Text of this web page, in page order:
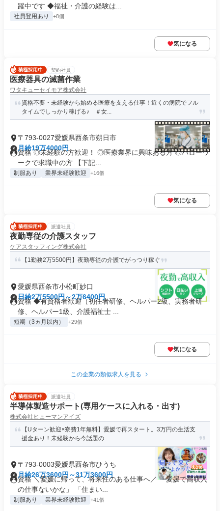
躍中です ◆福祉・介護の経験は...
社員登用あり +8個
気になる
契約社員
医療器具の滅菌作業
ワタキューセイモア株式会社
資格不要・未経験から始める医療を支える仕事！近くの病院でフル
タイムでしっかり稼げる♪ ＃女...
〒793-0027愛媛県西条市朔日市
月給19万4000円
資格 ◎未経験の方歓迎！ ◎医療業界に興味ある方 ◎ハローワ
ークで求職中の方 【下記...
制服あり 業界未経験歓迎 +16個
気になる
派遣社員
夜勤専従の介護スタッフ
ケアスタッフィング株式会社
【1勤務2万5500円】夜勤専従の介護でがっつり稼ぐ
愛媛県西条市小松町妙口
日給2万5500円～2万6400円
資格 ◆有資格者歓迎（初任者研修、ヘルパー2級、実務者研
修、ヘルパー1級、介護福祉士 ...
短期（3ヵ月以内） +29個
気になる
この企業の類似求人を見る
派遣社員
半導体製造サポート(専用ケースに入れる・出す)
株式会社ヒューマンアイズ
【Uターン歓迎×寮費1年無料】愛媛で再スタート。3万円の生活支
援金あり！未経験から今話題の...
〒793-0003愛媛県西条市ひうち
月給26万3600円～31万3600円
資格 ＼愛媛に帰って、将来性のある仕事へ／ 「愛媛で高収入
の仕事ないかな」 「住まい...
制服あり 業界未経験歓迎 +41個